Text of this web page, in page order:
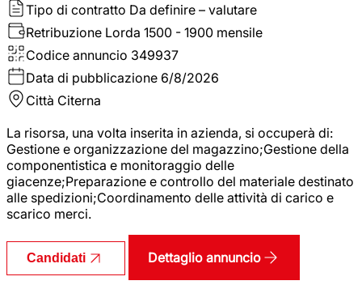
Tipo di contratto Da definire – valutare
Retribuzione Lorda 1500 - 1900 mensile
Codice annuncio 349937
Data di pubblicazione 6/8/2026
Città Citerna
La risorsa, una volta inserita in azienda, si occuperà di:
Gestione e organizzazione del magazzino;Gestione della
componentistica e monitoraggio delle
giacenze;Preparazione e controllo del materiale destinato
alle spedizioni;Coordinamento delle attività di carico e
scarico merci.
Candidati Dettaglio annuncio